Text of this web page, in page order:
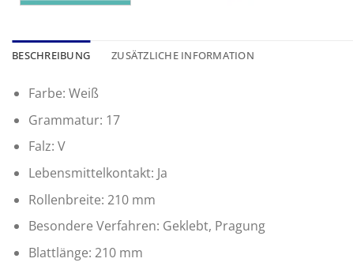
BESCHREIBUNG ZUSÄTZLICHE INFORMATION
Farbe: Weiß
Grammatur: 17
Falz: V
Lebensmittelkontakt: Ja
Rollenbreite: 210 mm
Besondere Verfahren: Geklebt, Pragung
Blattlänge: 210 mm